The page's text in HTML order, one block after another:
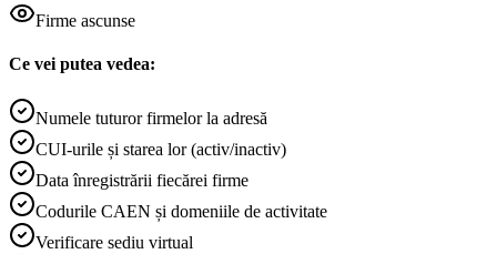
Firme ascunse
Ce vei putea vedea:
Numele tuturor firmelor la adresă
CUI-urile și starea lor (activ/inactiv)
Data înregistrării fiecărei firme
Codurile CAEN și domeniile de activitate
Verificare sediu virtual